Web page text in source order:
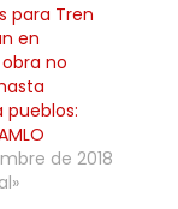
para Tren
en
no
pueblos:
de 2018